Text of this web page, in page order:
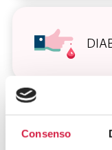
Consenso